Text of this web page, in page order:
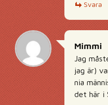
Svara
Mimmi
Jag
jag är)
nia
det här i